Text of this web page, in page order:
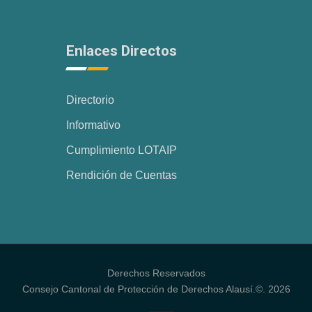
Enlaces Directos
Directorio
Informativo
Cumplimiento LOTAIP
Rendición de Cuentas
Derechos Reservados
Consejo Cantonal de Protección de Derechos Alausí.©. 2026